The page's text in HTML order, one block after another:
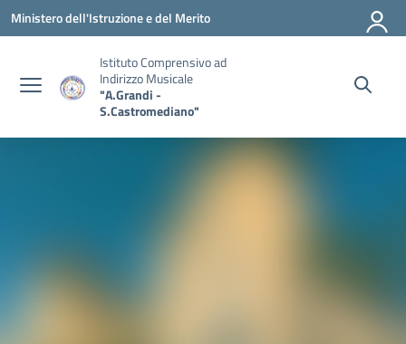
Vai ai contenuti
Vai al menu di navigazione
Vai al footer
Ministero dell'Istruzione e del Merito
Istituto Comprensivo ad
Indirizzo Musicale
"A.Grandi -
S.Castromediano"